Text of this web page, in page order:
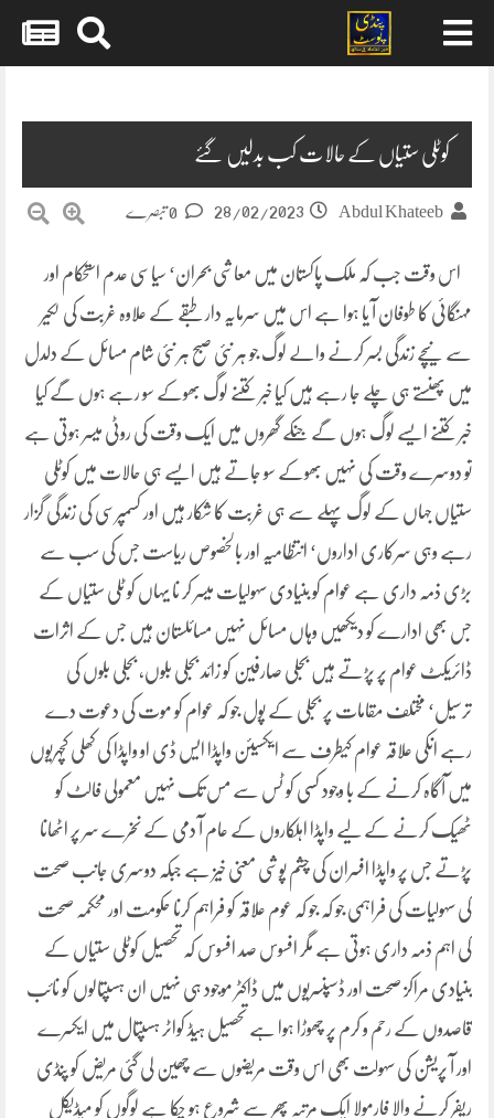
کوٹلی ستیاں کے حالات کب بدلیں گئے
Abdul Khateeb
28/02/2023
اس وقت جب کہ ملک پاکستان میں معاشی بحران‘ سیاسی عدم استحکام اور
مہنگائی کا طوفان آ یا ہوا ہے اس میں سرمایہ دار طبقے کے علاوہ غربت کی لکیر
سے نیچے زندگی بسر کرنے والے لوگ جو ہر نئی صبح ہر نئی شام مسائل کے دلدل
میں پھنستے ہی چلے جا رہے ہیں کیا خبر کتنے لوگ بھوکے سو رہے ہوں گے کیا
خبر کتنے ایسے لوگ ہوں گے جنکے گھروں میں ایک وقت کی روٹی میسر ہوتی ہے
تو دوسرے وقت کی نہیں بھوکے سو جاتے ہیں ایسے ہی حالات میں کوٹلی
ستیاں جہاں کے لوگ پہلے سے ہی غربت کا شکار ہیں اور کسمپرسی کی زندگی گزار
رہے وہی سرکاری اداروں‘ انتظامیہ اور بالخصوص ریاست جس کی سب سے
بڑی ذمہ داری ہے عوام کو بنیادی سہولیات میسر کر نا یہاں کو ٹلی ستیاں کے
جس بھی ادارے کو دیکھیں وہاں مسائل نہیں مسائلستان ہیں جس کے اثرات
ڈائریکٹ عوام پر پڑتے ہیں بجلی صارفین کو زائد بجلی بلوں، بجلی بلوں کی
ترسیل‘ مختلف مقامات پر بجلی کے پول جو کہ عوام کو موت کی دعوت دے
رہے انکی علاقہ عوام کیطرف سے ایکسیئن واپڈا ایس ڈی او واپڈا کی کھلی کچہریوں
میں آگاہ کرنے کے با وجود کسی کو ٹس سے مس تک نہیں معمولی فالٹ کو
ٹھیک کرنے کے لیے واپڈا اہلکاروں کے عام آ دمی کے نخرے سر پر اٹھانا
پڑتے جس پر واپڈا افسران کی چشم پوشی معنی خیز ہے جبکہ دوسری جانب صحت
کی سہولیات کی فراہمی جو کہ جو کہ عوم علاقہ کو فراہم کرنا حکومت اور محکمہ صحت
کی اہم ذمہ داری ہوتی ہے مگر افسوس صد افسوس کہ تحصیل کوٹلی ستیاں کے
بنیادی مراکز صحت اور ڈسپنسریوں میں ڈاکٹر موجود ہی نہیں ان ہسپتالوں کو نائب
قاصدوں کے رحم و کرم پر چھوڑا ہوا ہے تحصیل ہیڈ کواٹر ہسپتال میں ایکسرے
اور آ پریشن کی سہولت بھی اس وقت مریضوں سے چھین لی گئی مریض کو پنڈی
ریفر کرنے والا فارمولا ایک مرتبہ پھر سے شروع ہو چکا ہے لوگوں کو میڈیکل